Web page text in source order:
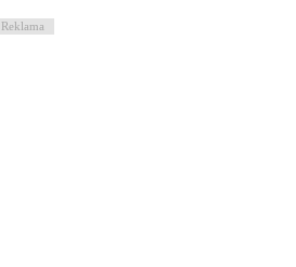
Reklama